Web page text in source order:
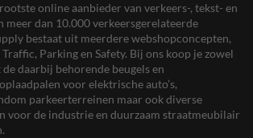
online aanbieder van verkeers-, tekst- en
dan 10.000 verkeersgerelateerde
bestaat uit meerdere webshopconcepten,
Parking en Safety. Bij ons koop je zowel
daarbij behorende beugels en
voor elektrische auto’s,
parkeerterreinen maar ook diverse
voor de industrie en duurzaam straatmeubilair